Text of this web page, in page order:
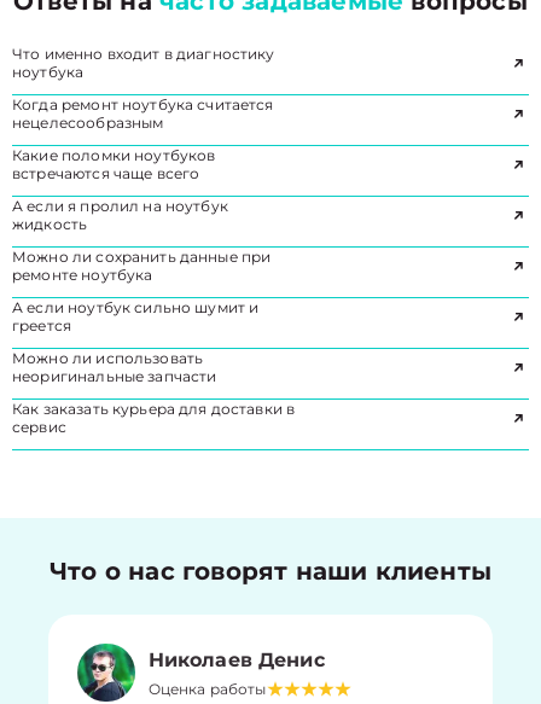
Что именно входит в диагностику
ноутбука
Когда ремонт ноутбука считается
нецелесообразным
Какие поломки ноутбуков
встречаются чаще всего
А если я пролил на ноутбук
жидкость
Можно ли сохранить данные при
ремонте ноутбука
А если ноутбук сильно шумит и
греется
Можно ли использовать
неоригинальные запчасти
Как заказать курьера для доставки в
сервис
Что о нас говорят наши клиенты
Николаев Денис
Оценка работы